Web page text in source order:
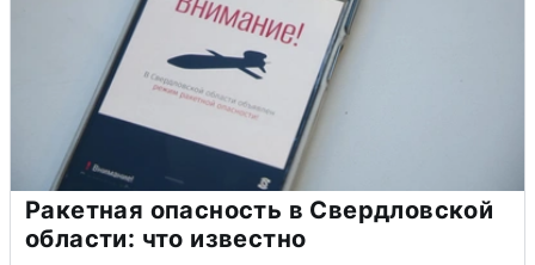
Ракетная опасность в Свердловской
области: что известно